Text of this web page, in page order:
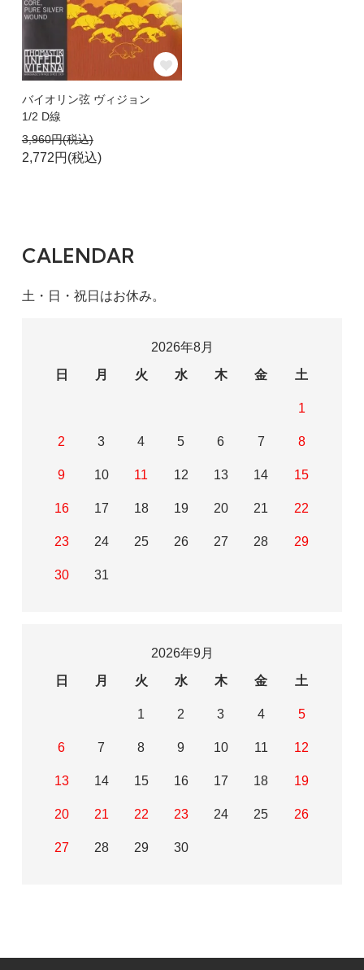
バイオリン弦 ヴィジョン
1/2 D線
3,960円(税込)
2,772円(税込)
CALENDAR
土・日・祝日はお休み。
2026年8月
日
月 火 水 木 金 土
1
2 3 4 5 6 7 8
9 10 11 12 13 14 15
16 17 18 19 20 21 22
23 24 25 26 27 28 29
30 31
2026年9月
日
月 火 水 木 金 土
1 2 3 4 5
6 7 8 9 10 11 12
13 14 15 16 17 18 19
20 21 22 23 24 25 26
27 28 29 30